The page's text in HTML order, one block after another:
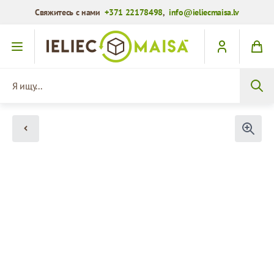
Свяжитесь с нами+371 22178498,info@ieliecmaisa.lv
Перейти к содержимому